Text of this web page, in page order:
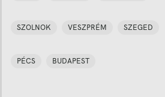
SZOLNOK VESZPRÉM SZEGED
PÉCS BUDAPEST